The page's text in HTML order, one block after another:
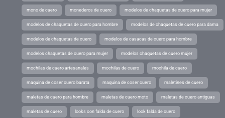
mono de cuero monederos de cuero modelos de chaquetas de cuero para mujer
modelos de chaquetas de cuero para hombre modelos de chaquetas de cuero para dama
modelos de chaquetas de cuero modelos de casacas de cuero para hombre
modelos chaquetas de cuero para mujer modelos chaquetas de cuero mujer
mochilas de cuero artesanales mochilas de cuero mochila de cuero
maquina de coser cuero barata maquina de coser cuero maletines de cuero
maletas de cuero para hombre maletas de cuero moto maletas de cuero antiguas
maletas de cuero looks con falda de cuero look falda de cuero